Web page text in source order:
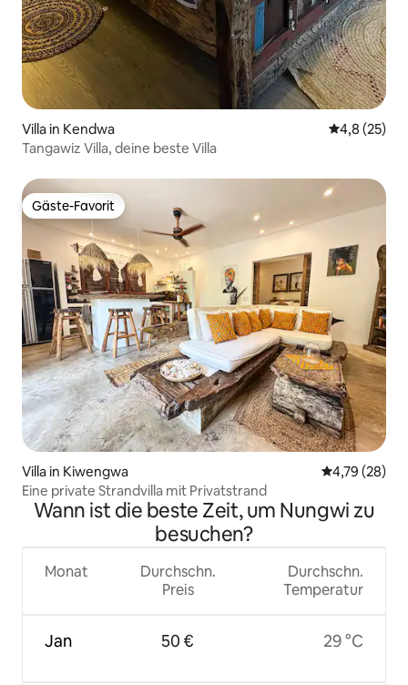
Villa in Kendwa
4,8 (25)
Tangawiz Villa, deine beste Villa
Gäste-Favorit
Gäste-Favorit
Villa in Kiwengwa
4,79 (28)
Eine private Strandvilla mit Privatstrand
Wann ist die beste Zeit, um Nungwi zu
besuchen?
Monat
Jan
Durchschn.
Preis
50 €
Durchschn.
Temperatur
29 °C